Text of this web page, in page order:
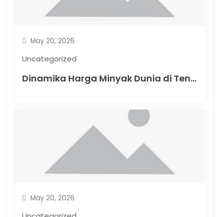
May 20, 2026
Uncategorized
Dinamika Harga Minyak Dunia di Tengah Krisis Energi
May 20, 2026